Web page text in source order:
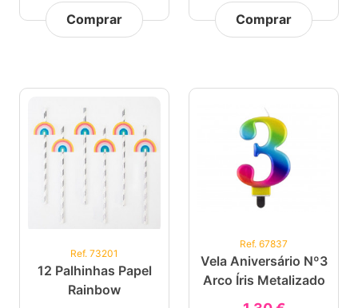
Comprar Comprar
Ref. 73201
12 Palhinhas Papel
Rainbow
Ref. 67837
Vela Aniversário Nº3
Arco Íris Metalizado